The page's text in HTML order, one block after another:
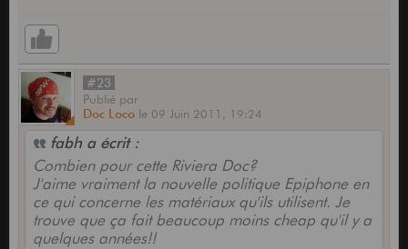
#23
Publié par
Doc Loco le 09 Juin 2011, 19:24
fabh a écrit :
Combien pour cette Riviera Doc?
J'aime vraiment la nouvelle politique Epiphone en
ce qui concerne les matériaux qu'ils utilisent. Je
trouve que ça fait beaucoup moins cheap qu'il y a
quelques années!!